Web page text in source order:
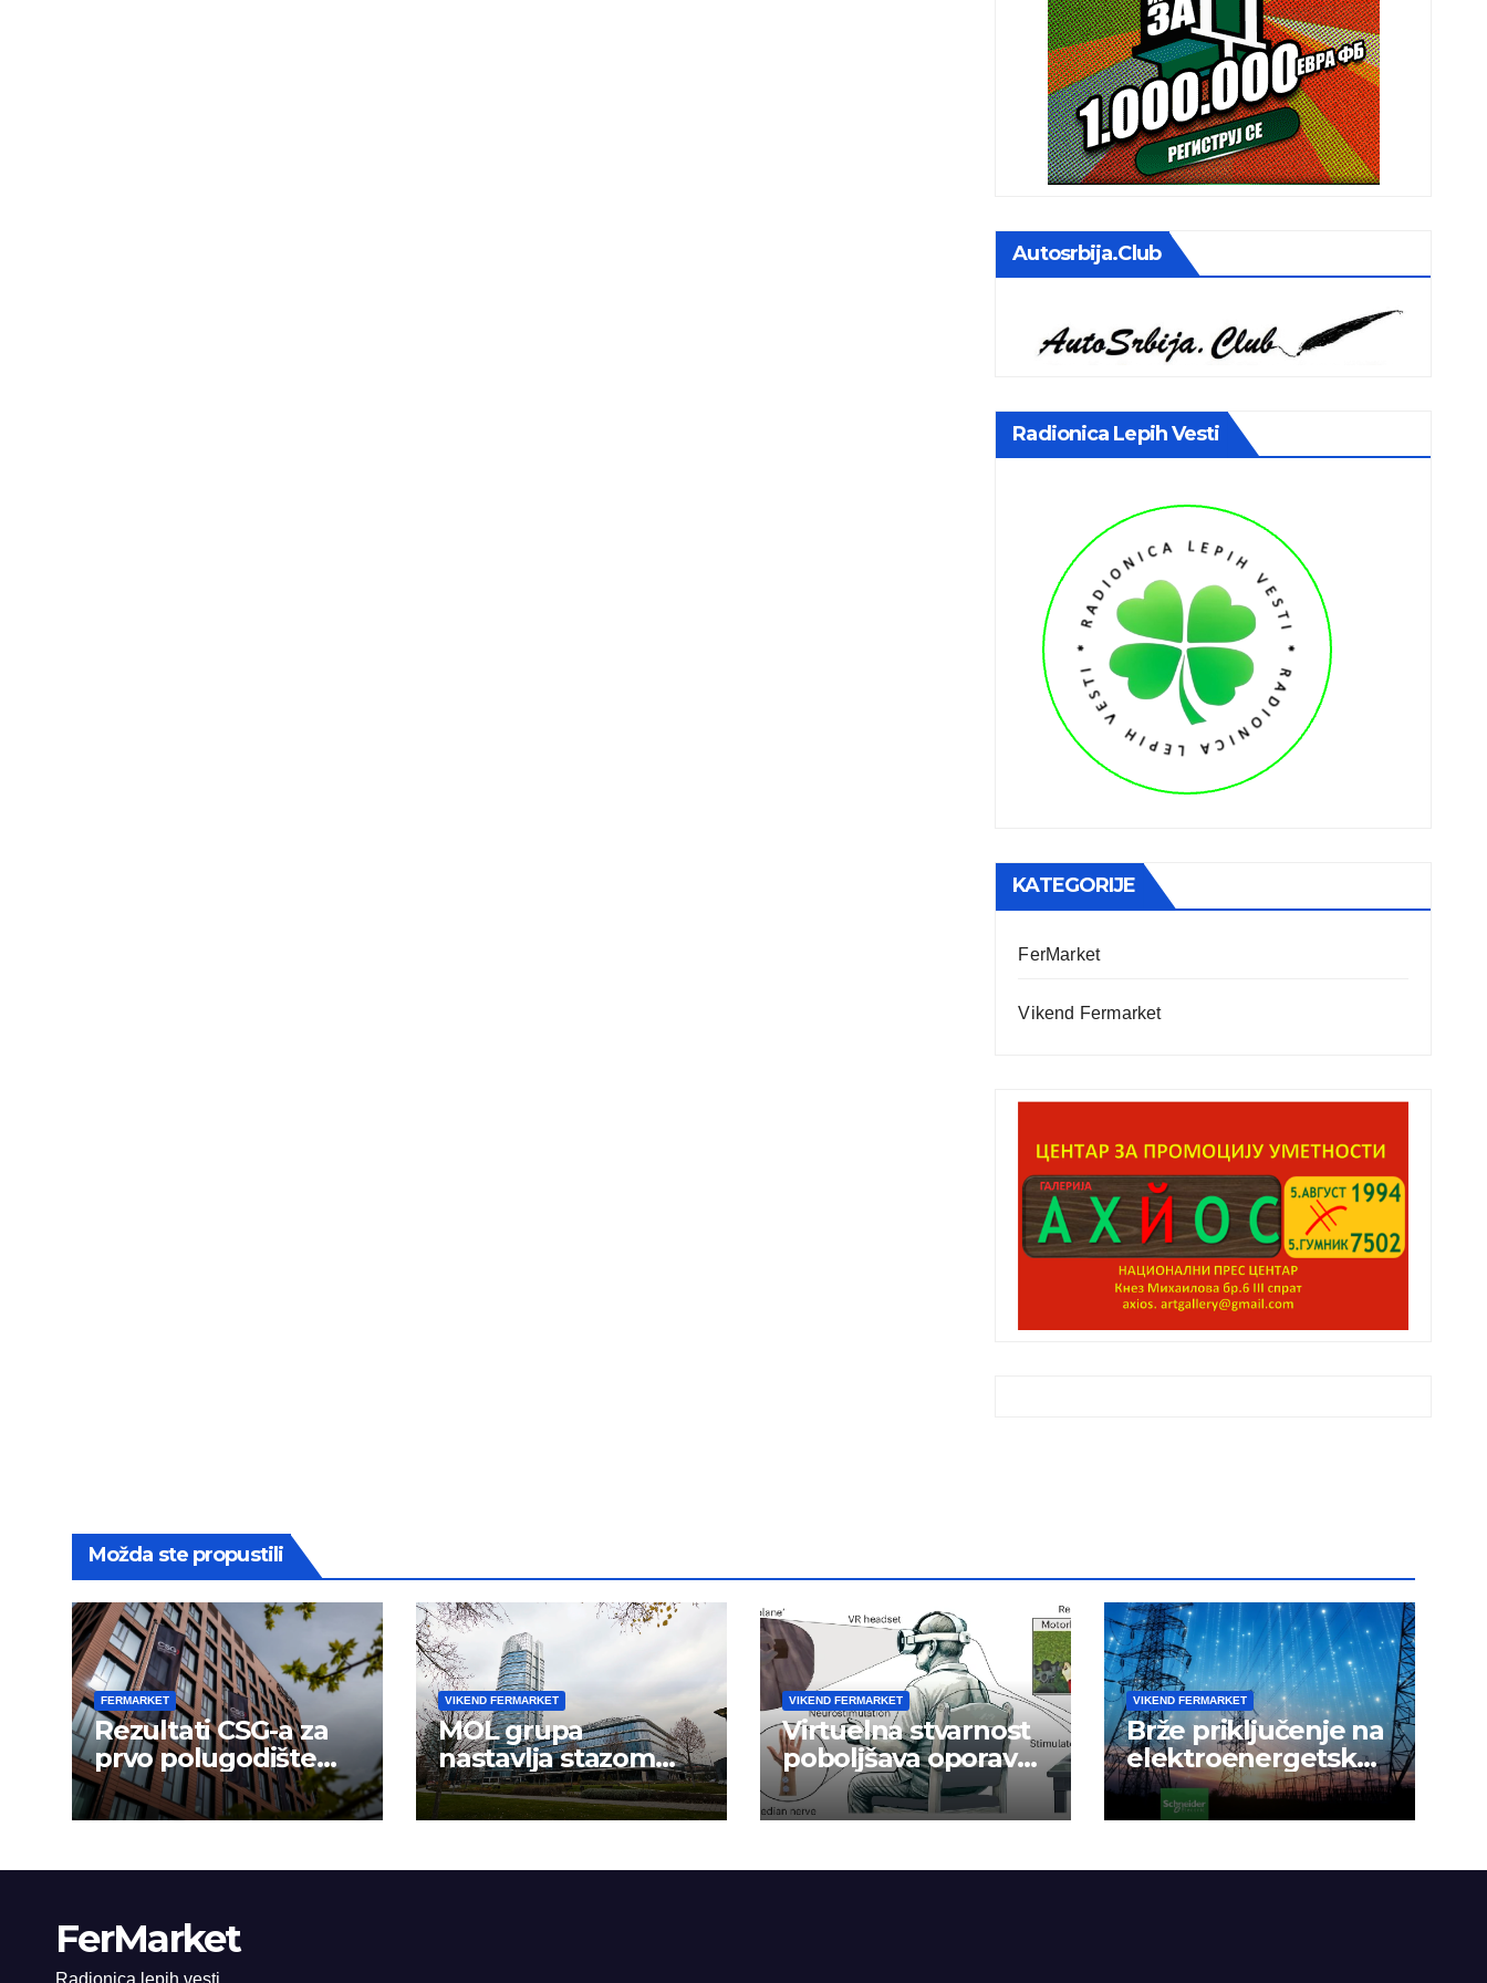
Autosrbija.club
Radionica Lepih Vesti
KATEGORIJE
FerMarket
Vikend Fermarket
Možda ste propustili
FERMARKET
Rezultati CSG-a za
prvo polugodište
2026.
VIKEND FERMARKET
MOL grupa
nastavlja stazom
uspeha
VIKEND FERMARKET
Virtuelna stvarnost
poboljšava oporavak
ruke nakon
moždanog udara
VIKEND FERMARKET
Brže priključenje na
elektroenergetsku
mrežu
FerMarket
Radionica lepih vesti